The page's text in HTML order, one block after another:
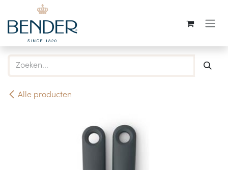
Overslaan naar inhoud
Alle producten